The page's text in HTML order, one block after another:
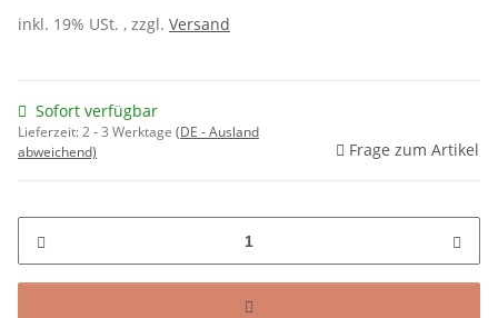
inkl. 19% USt. , zzgl. Versand
Sofort verfügbar
Lieferzeit:2 - 3 Werktage (DE - Ausland
abweichend)
Frage zum Artikel